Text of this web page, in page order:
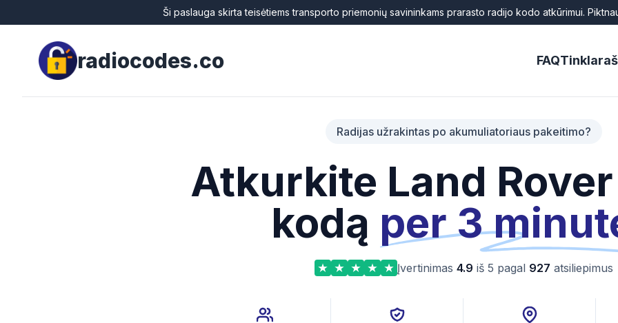
Ši paslauga skirta teisėtiems transporto priemonių savininkams prarasto radijo kodo atkūrimui.
radiocodes.co FAQ
Radijas užrakintas po akumuliatoriaus pakeitimo?
Atkurkite Land
kodą per 3
Įvertinimas 4.9 iš 5 pagal 927 atsiliepimus